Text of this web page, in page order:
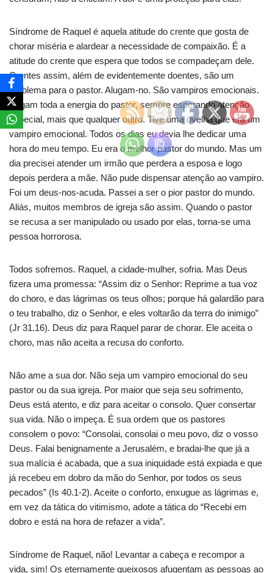
Síndrome de Raquel é aquela atitude do crente que gosta de
chorar miséria e alardear a necessidade de compaixão. É a
atitude do crente que espera que todos se compadeçam dele.
Crentes assim, além de evidentemente doentes, são um
problema para o pastor. Alugam-no. São vampiros emocionais.
Sugam toda a energia do pastor, sempre esperando atenção
especial, mais que qualquer outro. Tive uma ovelha que era um
vampiro emocional. Todos os dias eu devia lhe dedicar uma
hora do meu tempo. Eu era o melhor pastor do mundo. Mas um
dia precisei atender um irmão que perdera a esposa e logo
depois perdera a mãe. Não pude dispensar atenção ao vampiro.
Foi um deus-nos-acuda. Passei a ser o pior pastor do mundo.
Aliás, muitos membros de igreja são assim. Quando o pastor
se recusa a ser manipulado ou usado por elas, torna-se uma
pessoa horrorosa.
Todos sofremos. Raquel, a cidade-mulher, sofria. Mas Deus
fizera uma promessa: “Assim diz o Senhor: Reprime a tua voz
do choro, e das lágrimas os teus olhos; porque há galardão para
o teu trabalho, diz o Senhor, e eles voltarão da terra do inimigo”
(Jr 31.16). Deus diz para Raquel parar de chorar. Ele aceita o
choro, mas não aceita a recusa do conforto.
Não ame a sua dor. Não seja um vampiro emocional do seu
pastor ou da sua igreja. Por maior que seja seu sofrimento,
Deus está atento, e diz para aceitar o consolo. Quer consertar
sua vida. Não o impeça. É sua ordem que os pastores
consolem o povo: “Consolai, consolai o meu povo, diz o vosso
Deus. Falai benignamente a Jerusalém, e bradai-lhe que já a
sua malícia é acabada, que a sua iniquidade está expiada e que
já recebeu em dobro da mão do Senhor, por todos os seus
pecados” (Is 40.1-2). Aceite o conforto, enxugue as lágrimas e,
em vez da tática do vitimismo, adote a tática do “Recebi em
dobro e está na hora de refazer a vida”.
Síndrome de Raquel, não! Levantar a cabeça e recompor a
vida, sim! Os eternamente queixosos afugentam as pessoas ao